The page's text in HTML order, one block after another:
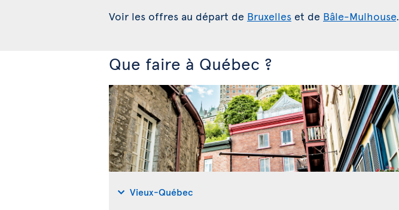
Voir les offres au départ de Bruxelles et de Bâle-Mulhouse.
Que faire à Québec ?
Vieux-Québec